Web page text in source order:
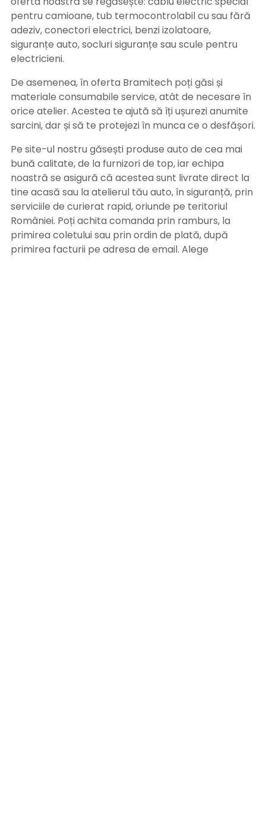
pentru camioane, tub termocontrolabil cu sau fără
adeziv, conectori electrici, benzi izolatoare,
siguranțe auto, socluri siguranțe sau scule pentru
electricieni.
De asemenea, în oferta Bramitech poți găsi și
materiale consumabile service, atât de necesare în
orice atelier. Acestea te ajută să îți ușurezi anumite
sarcini, dar și să te protejezi în munca ce o desfășori.
Pe site-ul nostru găsești produse auto de cea mai
bună calitate, de la furnizori de top, iar echipa
noastră se asigură că acestea sunt livrate direct la
tine acasă sau la atelierul tău auto, în siguranță, prin
serviciile de curierat rapid, oriunde pe teritoriul
României. Poți achita comanda prin ramburs, la
primirea coletului sau prin ordin de plată, după
primirea facturii pe adresa de email. Alege